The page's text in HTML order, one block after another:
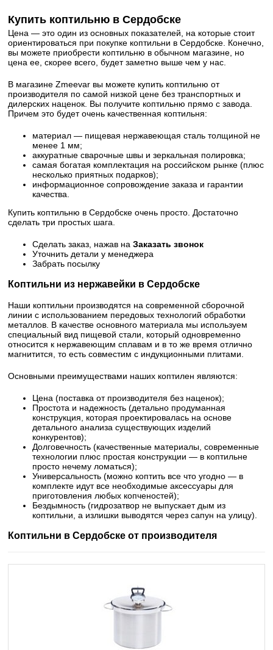
Купить коптильню в Сердобске
Цена — это один из основных показателей, на которые стоит
ориентироваться при покупке коптильни в Сердобске. Конечно,
вы можете приобрести коптильню в обычном магазине, но
цена ее, скорее всего, будет заметно выше чем у нас.
В магазине Zmeevar вы можете купить коптильню от
производителя по самой низкой цене без транспортных и
дилерских наценок. Вы получите коптильню прямо с завода.
Причем это будет очень качественная коптильня:
материал — пищевая нержавеющая сталь толщиной не
менее 1 мм;
аккуратные сварочные швы и зеркальная полировка;
самая богатая комплектация на российском рынке (плюс
несколько приятных подарков);
информационное сопровождение заказа и гарантии
качества.
Купить коптильню в Сердобске очень просто. Достаточно
сделать три простых шага.
Сделать заказ, нажав наЗаказать звонок
Уточнить детали у менеджера
Забрать посылку
Коптильни из нержавейки в Сердобске
Наши коптильни производятся на современной сборочной
линии с использованием передовых технологий обработки
металлов. В качестве основного материала мы используем
специальный вид пищевой стали, который одновременно
относится к нержавеющим сплавам и в то же время отлично
магнитится, то есть совместим с индукционными плитами.
Основными преимуществами наших коптилен являются:
Цена (поставка от производителя без наценок);
Простота и надежность (детально продуманная
конструкция, которая проектировалась на основе
детального анализа существующих изделий
конкурентов);
Долговечность (качественные материалы, современные
технологии плюс простая конструкции — в коптильне
просто нечему ломаться);
Универсальность (можно коптить все что угодно — в
комплекте идут все необходимые аксессуары для
приготовления любых копченостей);
Бездымность (гидрозатвор не выпускает дым из
коптильни, а излишки выводятся через сапун на улицу).
Коптильни в Сердобске от производителя